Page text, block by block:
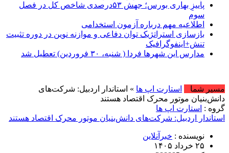
پاییزِ بهاری بورس؛ جهش ۵۳درصدی شاخص کل در فصل
سوم
اطلاعیه مهم درباره آزمون استخدامی
بازسازی استراتژیک توان دفاعی و موازنه نوین در دوره تثبیت
تنش+اینفوگرافیک
مدارس این شهرها فردا ( شنبه، ۳۰ فروردین) تعطیل شد
مسیر شما استارت اپ ها » استاندار اردبیل: شرکت‌های
دانش‌بنیان موتور محرک اقتصاد هستند
گروه : استارت اپ ها
استاندار اردبیل: شرکت‌های دانش‌بنیان موتور محرک اقتصاد هستند
نویسنده : خبرآنلاین
۲۵ خرداد ۱۴۰۵